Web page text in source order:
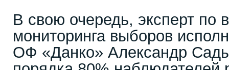
В свою очередь, эксперт по
мониторинга выборов
ОФ «Данко» Александр